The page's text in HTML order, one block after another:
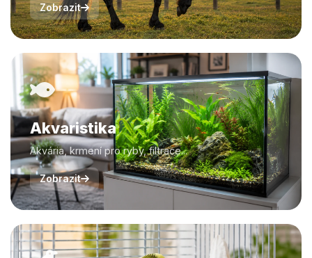
Zobrazit
Akvaristika
Akvária, krmení pro ryby, filtrace...
Zobrazit